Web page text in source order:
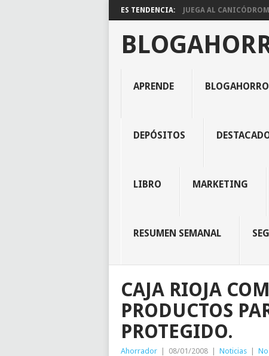
ES TENDENCIA: JUEGA AL
APRENDE BLOGAHORRO
DEPÓSITOS
LIBRO MARKETING
RESUMEN SEMANAL
CAJA RIOJA
PRODUCTOS
PROTEGIDO.
Ahorrador 08/01/2008 Noticias